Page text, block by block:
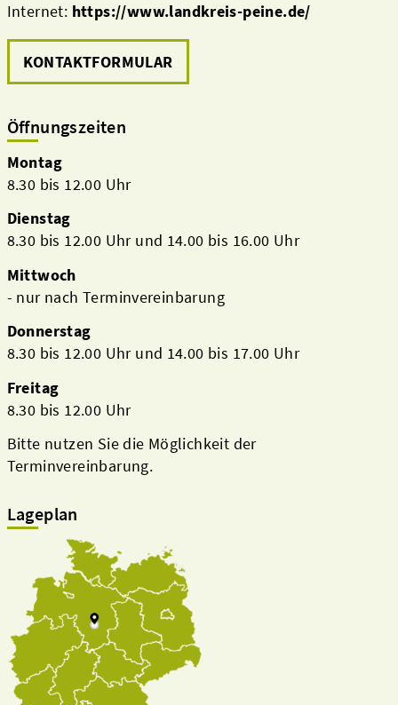
Internet: https://www.landkreis-peine.de/
KONTAKTFORMULAR
Öffnungszeiten
Montag
8.30 bis 12.00 Uhr
Dienstag
8.30 bis 12.00 Uhr und 14.00 bis 16.00 Uhr
Mittwoch
- nur nach Terminvereinbarung
Donnerstag
8.30 bis 12.00 Uhr und 14.00 bis 17.00 Uhr
Freitag
8.30 bis 12.00 Uhr
Bitte nutzen Sie die Möglichkeit der
Terminvereinbarung.
Lageplan